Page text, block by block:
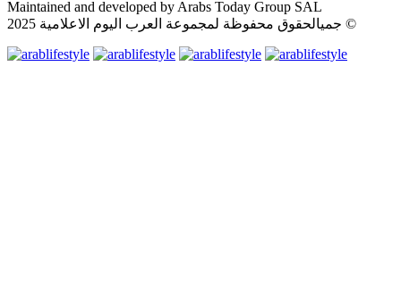
Maintained and developed by Arabs Today Group SAL
جميالحقوق محفوظة لمجموعة العرب اليوم الاعلامية 2025 ©